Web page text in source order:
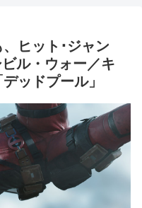
ヒット･ジャン
ル・ウォー／キ
ッドプール」